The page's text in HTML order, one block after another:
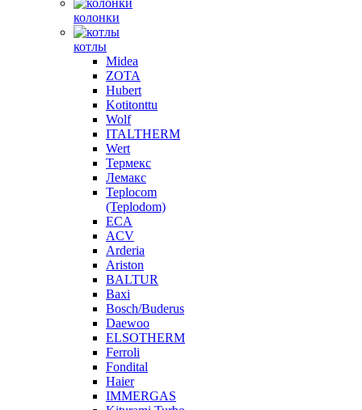
колонки
котлы
Midea
ZOTA
Hubert
Kotitonttu
Wolf
ITALTHERM
Wert
Термекс
Лемакс
Teplocom
(Teplodom)
ECA
ACV
Arderia
Ariston
BALTUR
Baxi
Bosch/Buderus
Daewoo
ELSOTHERM
Ferroli
Fondital
Haier
IMMERGAS